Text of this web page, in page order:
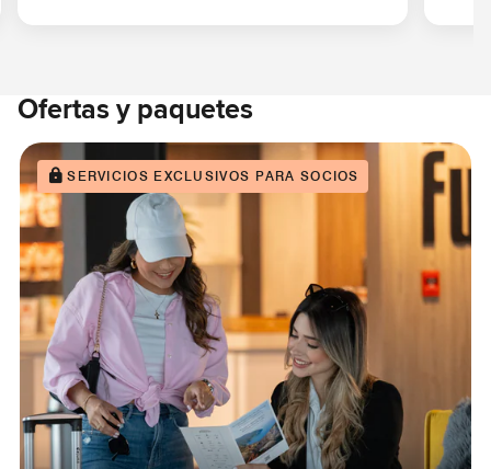
Ofertas y paquetes
SERVICIOS EXCLUSIVOS PARA SOCIOS